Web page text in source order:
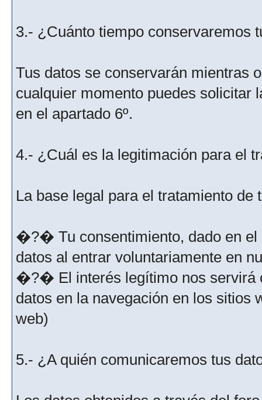
3.- ¿Cuánto tiempo conservaremos
Tus datos se conservarán mientras
cualquier momento puedes solicitar
en el apartado 6º.
4.- ¿Cuál es la legitimación para el
La base legal para el tratamiento
�?� Tu consentimiento, dado en el
datos al entrar voluntariamente en
�?� El interés legítimo nos servirá
datos en la navegación en los sitios
web)
5.- ¿A quién comunicaremos tus